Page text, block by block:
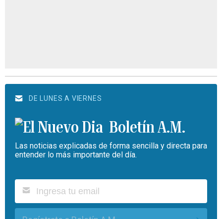
DE LUNES A VIERNES
Boletín A.M.
Las noticias explicadas de forma sencilla y directa para
entender lo más importante del día.